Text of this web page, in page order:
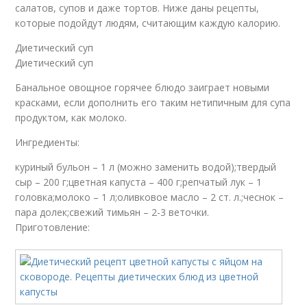
салатов, супов и даже тортов. Ниже даны рецепты,
которые подойдут людям, считающим каждую калорию.
Диетический суп
Диетический суп
Банальное овощное горячее блюдо заиграет новыми
красками, если дополнить его таким нетипичным для супа
продуктом, как молоко.
Ингредиенты:
куриный бульон – 1 л (можно заменить водой);твердый
сыр – 200 г;цветная капуста – 400 г;репчатый лук – 1
головка;молоко – 1 л;оливковое масло – 2 ст. л.;чеснок –
пара долек;свежий тимьян – 2-3 веточки.
Приготовление: